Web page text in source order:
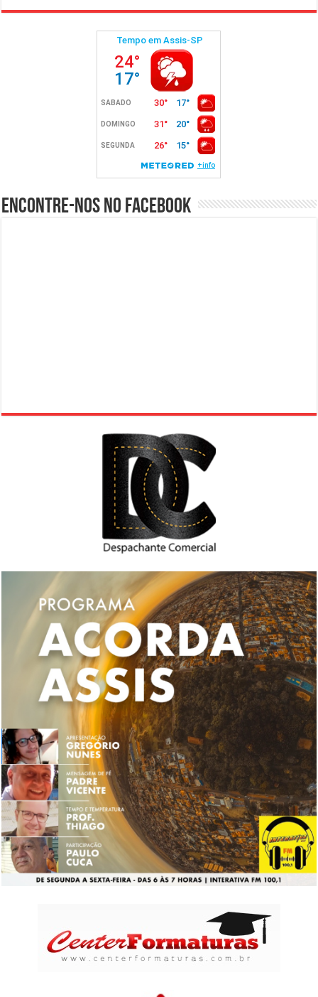
Encontre-nos no Facebook